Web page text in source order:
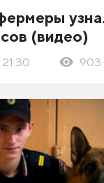
(видео)
903